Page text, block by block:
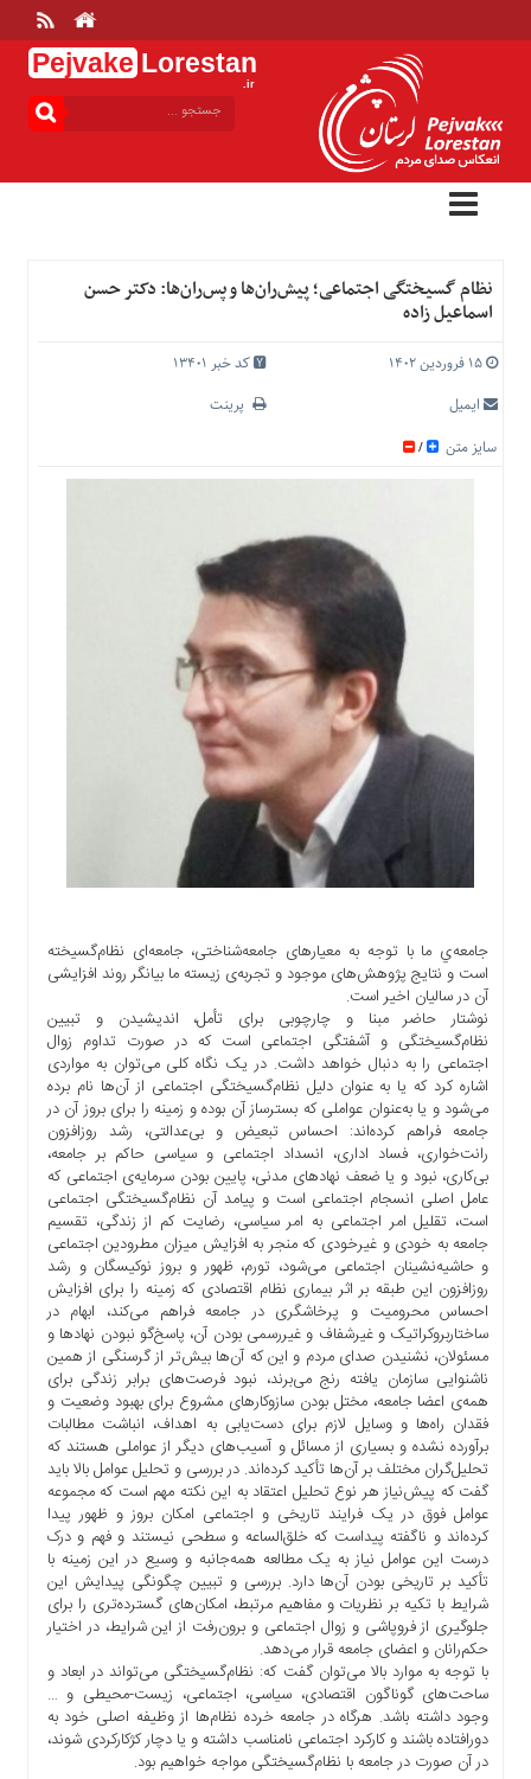
Pejvake Lorestan
.ir
بالا
خانه
ارتباط
درباره
منوی
علمی
برگه
نمونه
تعرفه
درباره
اخبار
سایت
ارتباط
برگه
نمونه
تعرفه
درباره
چند
رسانه
ارتباط
برگه
نمونه
تعرفه
درباره
نظام ‌گسیختگی اجتماعی؛ پیش‌ران‌ها و پس‌ران‌ها: دکتر حسن
اسماعیل زاده
۱۵ فروردین ۱۴۰۲
کد خبر 13401
ایمیل
پرینت
سایز متن
/
جامعه‌ي ما با توجه به معیارهای جامعه‌شناختی، جامعه‌ای نظام‌گسیخته
است و نتایج پژوهش‌های موجود و تجربه‌ی زیسته ما بیانگر روند افزایشی
آن در سالیان اخیر است.
نوشتار حاضر مبنا و چارچوبی برای تأمل، اندیشیدن و تبیین
نظام‌گسیختگی و آشفتگی اجتماعی است که در صورت تداوم زوال
اجتماعی را به دنبال خواهد داشت. در یک نگاه کلی می‌توان به مواردی
اشاره کرد که یا به عنوان دلیل نظام‌گسیختگی اجتماعی از آن‌ها نام برده
می‌شود و یا به‌عنوان عواملی که بسترساز آن بوده و زمینه را برای بروز آن در
جامعه فراهم کرده‌اند: احساس تبعیض و بی‌عدالتی، رشد روزافزون
رانت‌خواری، فساد اداری، انسداد اجتماعی و سیاسی حاکم بر جامعه،
بی‌کاری، نبود و یا ضعف نهادهای مدنی، پایین بودن سرمایه‌ی اجتماعی که
عامل اصلی انسجام اجتماعی است و پیامد آن نظام‌گسیختگی اجتماعی
است، تقلیل امر اجتماعی به امر سیاسی، رضایت کم از زندگی، تقسیم
جامعه به خودی و غیرخودی که منجر به افزایش میزان مطرودین اجتماعی
و حاشیه‌نشینان اجتماعی می‌شود، تورم، ظهور و بروز نوکیسگان و رشد
روزافزون این طبقه بر اثر بیماری نظام اقتصادی که زمینه را برای افزایش
احساس محرومیت و پرخاشگری در جامعه فراهم می‌کند، ابهام در
ساختاربروکراتیک و غیرشفاف و غیررسمی بودن آن، پاسخ‌گو نبودن نهادها و
مسئولان، نشنیدن صدای مردم و این‌ که آن‌ها بیش‌تر از گرسنگی از همین
ناشنوایی سازمان ‌یافته رنج می‌برند، نبود فرصت‌های برابر زندگی برای
همه‌ی اعضا جامعه، مختل بودن سازوکارهای مشروع برای بهبود وضعیت و
فقدان راه‌ها و وسایل لازم برای دست‌یابی به اهداف، انباشت مطالبات
برآورده نشده و بسیاری از مسائل و آسیب‌های دیگر از عواملی هستند که
تحلیل‌گران مختلف بر آن‌ها تأکید کرده‌اند. در بررسی و تحلیل عوامل بالا باید
گفت که پیش‌نیاز هر نوع تحلیل اعتقاد به این نکته مهم است که مجموعه
عوامل فوق در یک فرایند تاریخی و اجتماعی امکان بروز و ظهور پیدا
کرده‌اند و ناگفته پیداست که خلق‌الساعه و سطحی نیستند و فهم و درک
درست این عوامل نیاز به یک مطالعه همه‌جانبه و وسیع در این زمینه با
تأکید بر تاریخی بودن آن‌ها دارد. بررسی و تبیین چگونگی پیدایش این
شرایط با تکیه بر نظریات و مفاهیم مرتبط، امکان‌های گسترده‌تری را برای
جلوگیری از فروپاشی و زوال اجتماعی و برون‌رفت از این شرایط، در اختیار
حکم‌رانان و اعضای جامعه قرار می‌دهد.
با توجه به موارد بالا می‌توان گفت که: نظام‌گسیختگی می‌تواند در ابعاد و
ساحت‌های گوناگون اقتصادی، سیاسی، اجتماعی، ‌زیست-محیطی و …
وجود داشته باشد. هرگاه در جامعه خرده‌ نظام‌ها از وظیفه اصلی خود به
دورافتاده باشند و کارکرد اجتماعی نامناسب داشته و یا دچار کژکارکردی شوند،
در آن صورت در جامعه با نظام‌گسیختگی مواجه خواهیم بود.